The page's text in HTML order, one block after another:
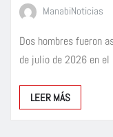
ManabiNoticias
Dos hombres fueron
de julio de 2026 en
LEER MÁS